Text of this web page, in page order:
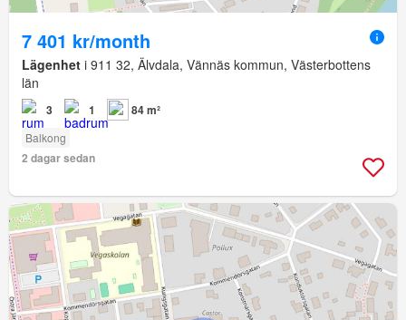
7 401 kr/month
Lägenhet i 911 32, Älvdala, Vännäs kommun, Västerbottens
län
3 1 84 m²
Balkong
2 dagar sedan